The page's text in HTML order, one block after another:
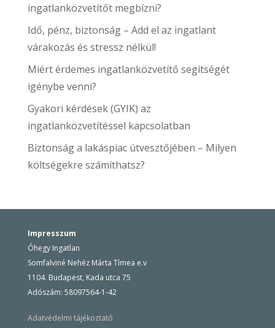
ingatlanközvetítőt megbízni?
Idő, pénz, biztonság – Add el az ingatlant
várakozás és stressz nélkül!
Miért érdemes ingatlanközvetítő segítségét
igénybe venni?
Gyakori kérdések (GYIK) az
ingatlanközvetítéssel kapcsolatban
Biztonság a lakáspiac útvesztőjében – Milyen
költségekre számíthatsz?
Impresszum
Óhegy Ingatlan
Somfalviné Nehéz Márta Tímea e.v
1104. Budapest, Kada utca 75
Adószám: 58097564-1-42
Adatvédelmi tájékoztató